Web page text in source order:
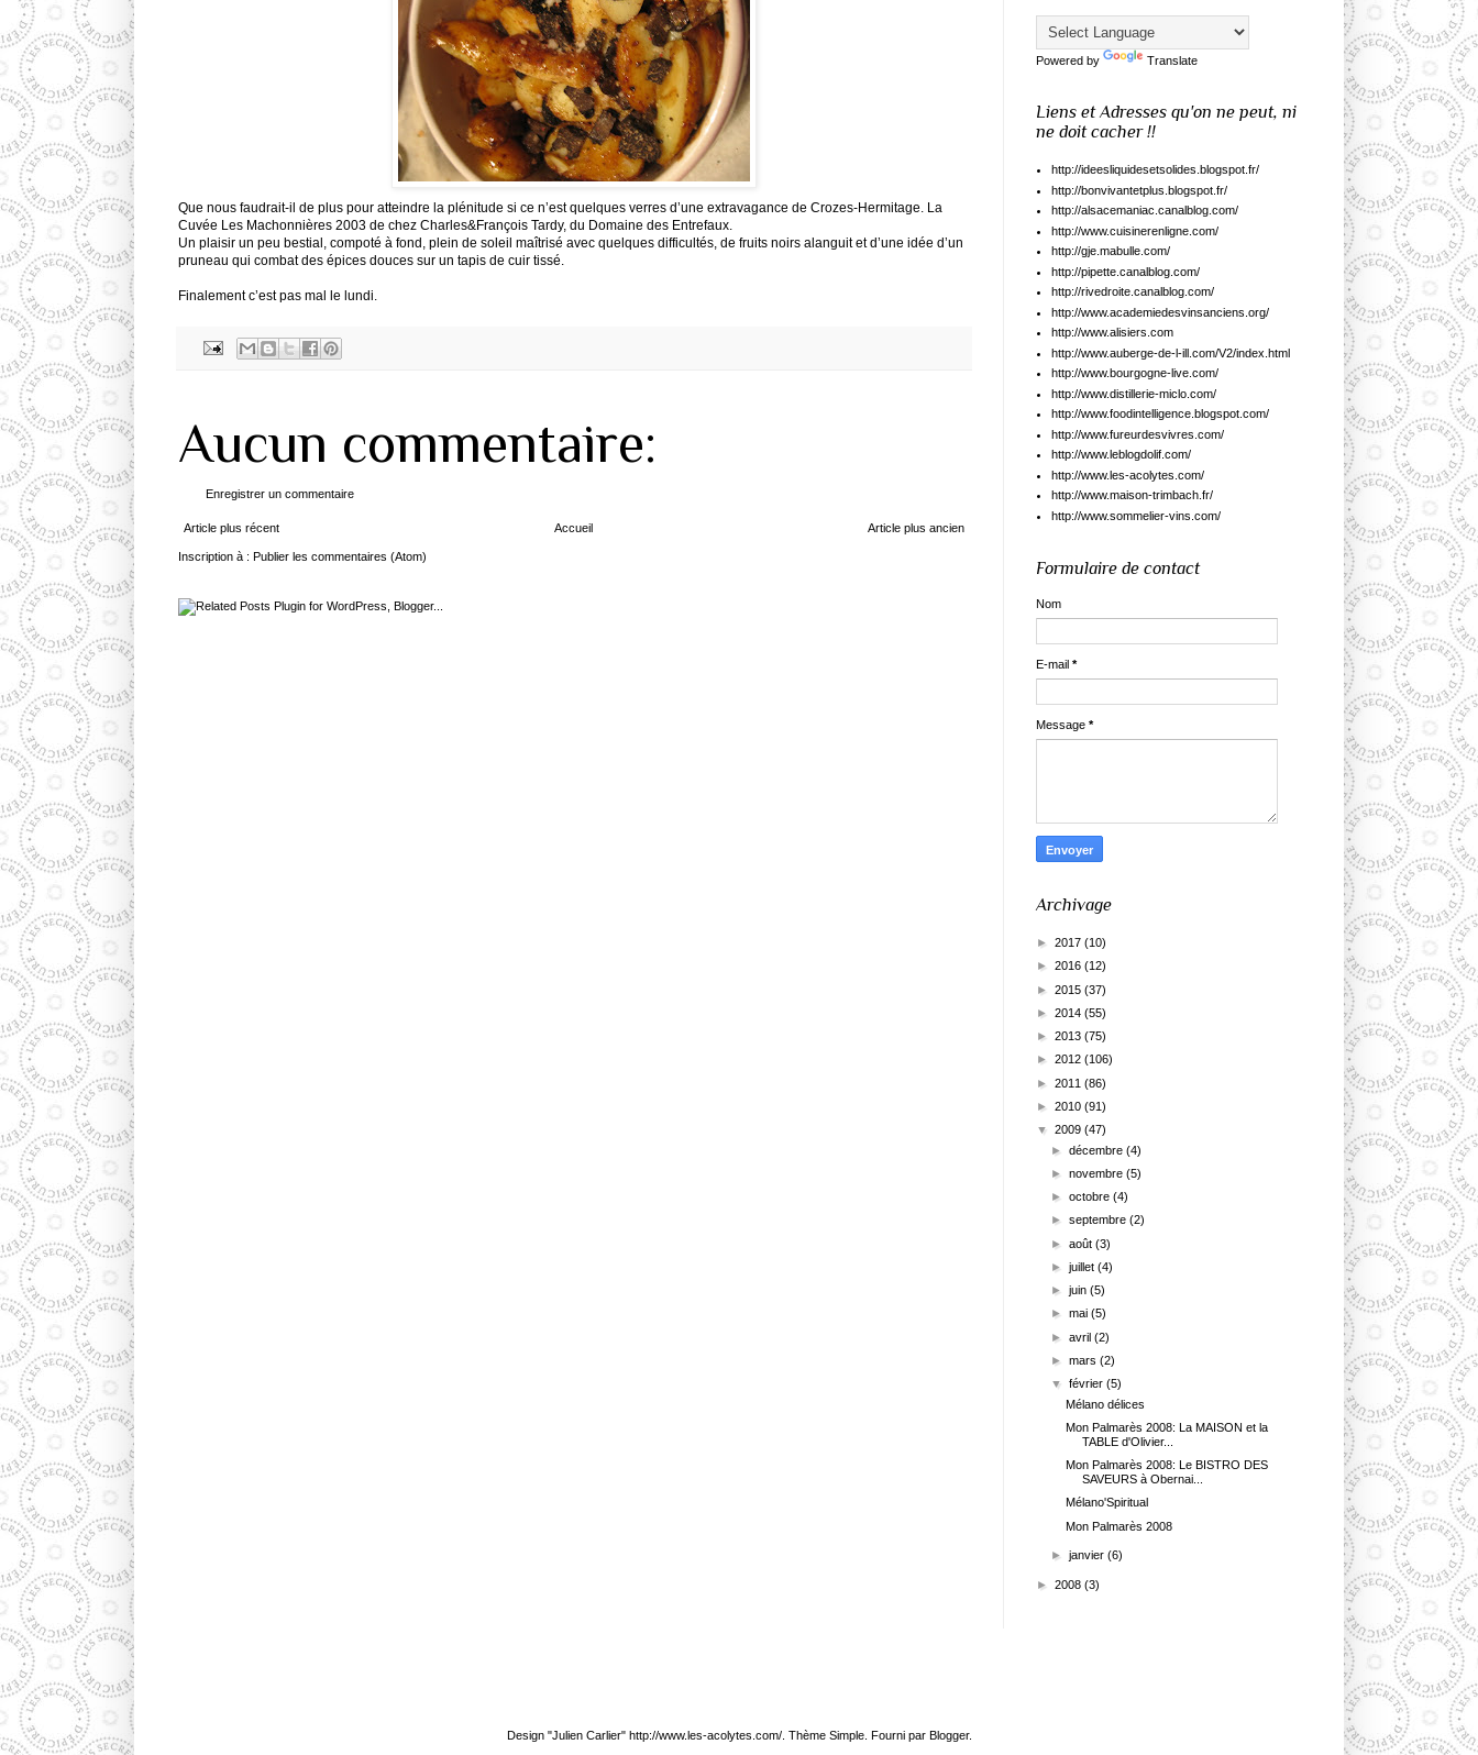
Que nous faudrait-il de plus pour atteindre la plénitude si ce n’est quelques verres d’une extravagance de Crozes-Hermitage. La
Cuvée Les Machonnières 2003 de chez Charles&François Tardy, du Domaine des Entrefaux.
Un plaisir un peu bestial, compoté à fond, plein de soleil maîtrisé avec quelques difficultés, de fruits noirs alanguit et d’une idée d’un
pruneau qui combat des épices douces sur un tapis de cuir tissé.
Finalement c’est pas mal le lundi.
Aucun commentaire:
Enregistrer un commentaire
Article plus récent Article plus ancien
Accueil
Inscription à : Publier les commentaires (Atom)
Powered by Translate
Liens et Adresses qu'on ne peut, ni
ne doit cacher !!
http://ideesliquidesetsolides.blogspot.fr/
http://bonvivantetplus.blogspot.fr/
http://alsacemaniac.canalblog.com/
http://www.cuisinerenligne.com/
http://gje.mabulle.com/
http://pipette.canalblog.com/
http://rivedroite.canalblog.com/
http://www.academiedesvinsanciens.org/
http://www.alisiers.com
http://www.auberge-de-l-ill.com/V2/index.html
http://www.bourgogne-live.com/
http://www.distillerie-miclo.com/
http://www.foodintelligence.blogspot.com/
http://www.fureurdesvivres.com/
http://www.leblogdolif.com/
http://www.les-acolytes.com/
http://www.maison-trimbach.fr/
http://www.sommelier-vins.com/
Formulaire de contact
Nom
E-mail *
Message *
Archivage
► 2017 (10)
► 2016 (12)
► 2015 (37)
► 2014 (55)
► 2013 (75)
► 2012 (106)
► 2011 (86)
► 2010 (91)
▼ 2009 (47)
►décembre(4)
►novembre(5)
►octobre(4)
►septembre(2)
►août(3)
►juillet(4)
►juin(5)
►mai(5)
►avril(2)
►mars(2)
▼février(5)
Mélano délices
Mon Palmarès 2008: La MAISON et la
TABLE d'Olivier...
Mon Palmarès 2008: Le BISTRO DES
SAVEURS à Obernai...
Mélano'Spiritual
Mon Palmarès 2008
►janvier(6)
► 2008 (3)
Design "Julien Carlier" http://www.les-acolytes.com/. Thème Simple. Fourni par Blogger.